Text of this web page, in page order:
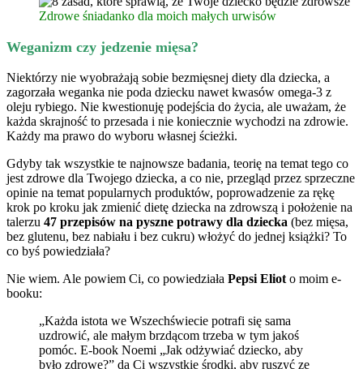
Zdrowe śniadanko dla moich małych urwisów
Weganizm czy jedzenie mięsa?
Niektórzy nie wyobrażają sobie bezmięsnej diety dla dziecka, a
zagorzała weganka nie poda dziecku nawet kwasów omega-3 z
oleju rybiego. Nie kwestionuję podejścia do życia, ale uważam, że
każda skrajność to przesada i nie koniecznie wychodzi na zdrowie.
Każdy ma prawo do wyboru własnej ścieżki.
Gdyby tak wszystkie te najnowsze badania, teorię na temat tego co
jest zdrowe dla Twojego dziecka, a co nie, przegląd przez sprzeczne
opinie na temat popularnych produktów, poprowadzenie za rękę
krok po kroku jak zmienić dietę dziecka na zdrowszą i położenie na
talerzu 47 przepisów na pyszne potrawy dla dziecka (bez mięsa,
bez glutenu, bez nabiału i bez cukru) włożyć do jednej książki? To
co byś powiedziała?
Nie wiem. Ale powiem Ci, co powiedziała Pepsi Eliot o moim e-
booku:
„Każda istota we Wszechświecie potrafi się sama
uzdrowić, ale małym brzdącom trzeba w tym jakoś
pomóc. E-book Noemi „Jak odżywiać dziecko, aby
było zdrowe?” da Ci wszystkie środki, aby ruszyć ze